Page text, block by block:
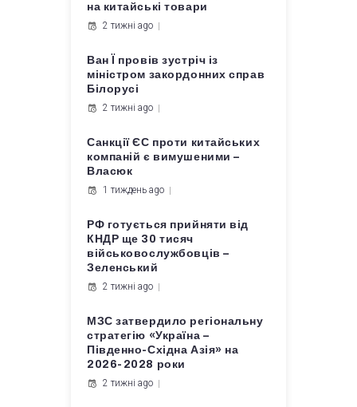
на китайські товари
2 тижні ago
Ван Ї провів зустріч із
міністром закордонних справ
Білорусі
2 тижні ago
Санкції ЄС проти китайських
компаній є вимушеними –
Власюк
1 тиждень ago
РФ готується прийняти від
КНДР ще 30 тисяч
військовослужбовців –
Зеленський
2 тижні ago
МЗС затвердило регіональну
стратегію «Україна –
Південно-Східна Азія» на
2026-2028 роки
2 тижні ago